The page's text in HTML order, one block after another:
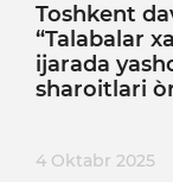
Toshkent
“Talabalar
ijarada
sharoitlari
4 Oktabr 2025